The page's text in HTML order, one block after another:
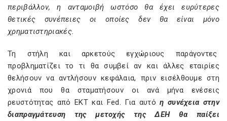
περιβάλλον, η ανταμοιβή ωστόσο θα έχει ευρύτερες
θετικές συνέπειες οι οποίες δεν θα είναι μόνο
χρηματιστηριακές.
Τη στήλη και αρκετούς εγχώριους παράγοντες
προβληματίζει το τι θα συμβεί αν και άλλες εταιρίες
θελήσουν να αντλήσουν κεφάλαια, πριν εισέλθουμε στη
χρονιά που θα σταματήσουν οι ανά μήνα ενέσεις
ρευστότητας από ΕΚΤ και Fed. Για αυτόη συνέχεια στην
διαπραγμάτευση της μετοχής της ΔΕΗ θα παίξει